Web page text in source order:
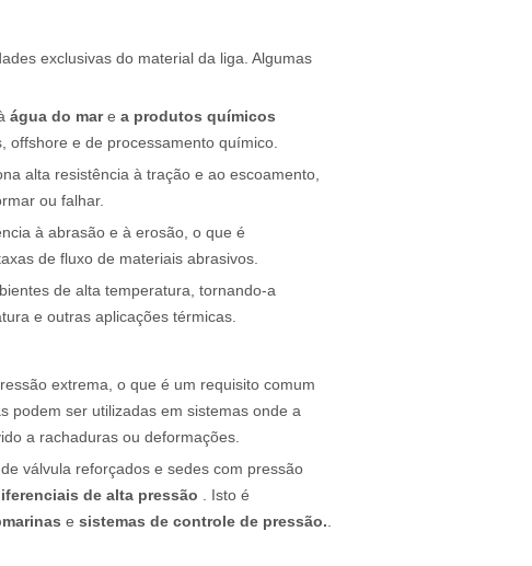
exclusivas do material da liga. Algumas
água do mare a produtos químicos
offshore e de processamento químico.
alta resistência à tração e ao escoamento,
ou falhar.
à abrasão e à erosão, o que é
de fluxo de materiais abrasivos.
de alta temperatura, tornando-a
e outras aplicações térmicas.
extrema, o que é um requisito comum
podem ser utilizadas em sistemas onde a
a rachaduras ou deformações.
válvula reforçados e sedes com pressão
de alta pressão
. Isto é
e sistemas de controle de pressão.